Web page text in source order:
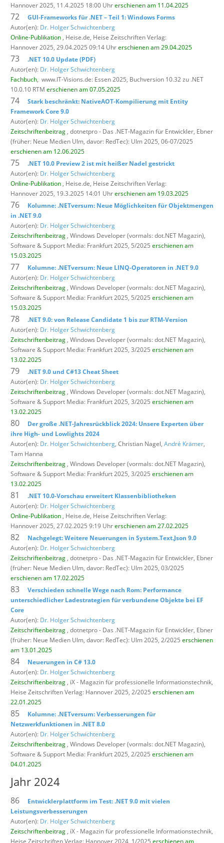
Hannover 2025, 11.4.2025 18:00 Uhrerschienen am 11.04.2025
72
GUI-Frameworks für .NET – Teil 1: Windows Forms
Autor(en): Dr. Holger Schwichtenberg
Online-Publikation , Heise.de, Heise Zeitschriften Verlag:
Hannover 2025, 29.04.2025 09:14 Uhrerschienen am 29.04.2025
73
.NET 10.0 Update (PDF)
Autor(en): Dr. Holger Schwichtenberg
Fachbuch, www.IT-Visions.de: Essen 2025, Buchversion 10.32 zu .NET
10.0.10 RTM erschienen am 07.05.2025
74
Stark beschränkt: NativeAOT-Kompilierung mit Entity
Framework Core 9.0
Autor(en): Dr. Holger Schwichtenberg
Zeitschriftenbeitrag , dotnetpro - Das .NET-Magazin für Entwickler, Ebner
(früher: Neue Medien Ulm, davor: RedTec): Ulm 2025, 06-07/2025
erschienen am 12.06.2025
75
.NET 10.0 Preview 2 ist mit heißer Nadel gestrickt
Autor(en): Dr. Holger Schwichtenberg
Online-Publikation , Heise.de, Heise Zeitschriften Verlag:
Hannover 2025, 19.3.2025 14:01 Uhrerschienen am 19.03.2025
76
Kolumne: .NETversum: Neue Möglichkeiten für Objektmengen
in .NET 9.0
Autor(en): Dr. Holger Schwichtenberg
Zeitschriftenbeitrag , Windows Developer (vormals: dot.NET Magazin),
Software & Support Media: Frankfurt 2025, 5/2025 erschienen am
15.03.2025
77
Kolumne: .NETversum: Neue LINQ-Operatoren in .NET 9.0
Autor(en): Dr. Holger Schwichtenberg
Zeitschriftenbeitrag , Windows Developer (vormals: dot.NET Magazin),
Software & Support Media: Frankfurt 2025, 5/2025 erschienen am
15.03.2025
78
.NET 9.0: von Release Candidate 1 bis zur RTM-Version
Autor(en): Dr. Holger Schwichtenberg
Zeitschriftenbeitrag , Windows Developer (vormals: dot.NET Magazin),
Software & Support Media: Frankfurt 2025, 3/2025 erschienen am
13.02.2025
79
.NET 9.0 und C#13 Cheat Sheet
Autor(en): Dr. Holger Schwichtenberg
Zeitschriftenbeitrag , Windows Developer (vormals: dot.NET Magazin),
Software & Support Media: Frankfurt 2025, 3/2025 erschienen am
13.02.2025
80
Der große .NET-Jahresrückblick 2024: Unsere Experten über
ihre High- und Lowlights 2024
Autor(en): Dr. Holger Schwichtenberg, Christian Nagel, André Krämer,
Tam Hanna
Zeitschriftenbeitrag , Windows Developer (vormals: dot.NET Magazin),
Software & Support Media: Frankfurt 2025, 3/2025 erschienen am
13.02.2025
81
.NET 10.0-Vorschau erweitert Klassenbibliotheken
Autor(en): Dr. Holger Schwichtenberg
Online-Publikation , Heise.de, Heise Zeitschriften Verlag:
Hannover 2025, 27.02.2025 9:19 Uhrerschienen am 27.02.2025
82
Nachgelegt: Weitere Neuerungen in System.Text.Json 9.0
Autor(en): Dr. Holger Schwichtenberg
Zeitschriftenbeitrag , dotnetpro - Das .NET-Magazin für Entwickler, Ebner
(früher: Neue Medien Ulm, davor: RedTec): Ulm 2025, 03/2025
erschienen am 17.02.2025
83
Verschieden schnelle Wege nach Rom: Performance
unterschiedlicher Ladestrategien für verbundene Objekte bei EF
Core
Autor(en): Dr. Holger Schwichtenberg
Zeitschriftenbeitrag , dotnetpro - Das .NET-Magazin für Entwickler, Ebner
(früher: Neue Medien Ulm, davor: RedTec): Ulm 2025, 2/2025 erschienen
am 13.01.2025
84
Neuerungen in C# 13.0
Autor(en): Dr. Holger Schwichtenberg
Zeitschriftenbeitrag , iX - Magazin für professionelle Informationstechnik,
Heise Zeitschriften Verlag: Hannover 2025, 2/2025 erschienen am
22.01.2025
85
Kolumne: .NETversum: Verbesserungen für
Netzwerkfunktionen in .NET 8.0
Autor(en): Dr. Holger Schwichtenberg
Zeitschriftenbeitrag , Windows Developer (vormals: dot.NET Magazin),
Software & Support Media: Frankfurt 2025, 2/2025 erschienen am
04.01.2025
Jahr 2024
86
Entwicklerplattform im Test: .NET 9.0 mit vielen
Leistungsverbesserungen
Autor(en): Dr. Holger Schwichtenberg
Zeitschriftenbeitrag , iX - Magazin für professionelle Informationstechnik,
Heise Zeitschriften Verlag: Hannover 2024, 1/2025 erschienen am